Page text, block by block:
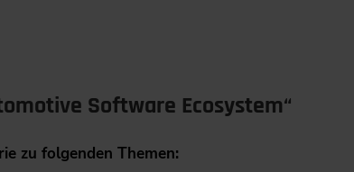
Software Ecosystem“
zu folgenden Themen: